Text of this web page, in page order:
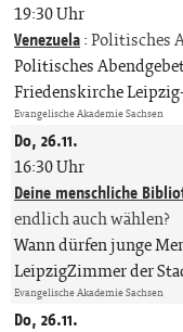
19:30 Uhr
Venezuela:Politisches
Politisches
Friedenskirche
Evangelische Akademie Sachsen
Do, 26.11.
16:30 Uhr
Deine menschliche
endlich auch wählen?
Wann dürfen junge
LeipzigZimmer der
Evangelische Akademie Sachsen
Do, 26.11.